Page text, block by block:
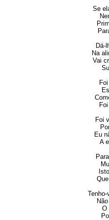
Se
Dá-
Na
Vai
Foi
Eu
A
O